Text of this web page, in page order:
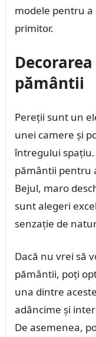
modele pentru a
primitor.
pământii
Pereții sunt un
unei camere și
întregului
pământii pentru
Bejul, maro
sunt alegeri
senzație de
Dacă nu vrei să
pământii, poți
una dintre
adâncime și
De asemenea,